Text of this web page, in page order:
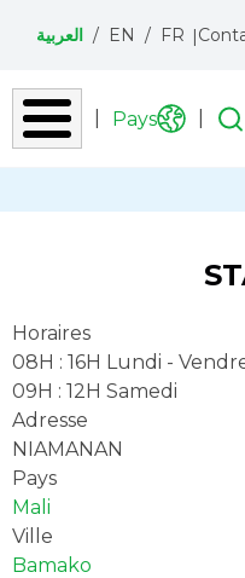
FR
EN العربية
Pays
Horaires
08H : 16H Lundi -
09H : 12H Samedi
Adresse
NIAMANAN
Pays
Mali
Ville
Bamako